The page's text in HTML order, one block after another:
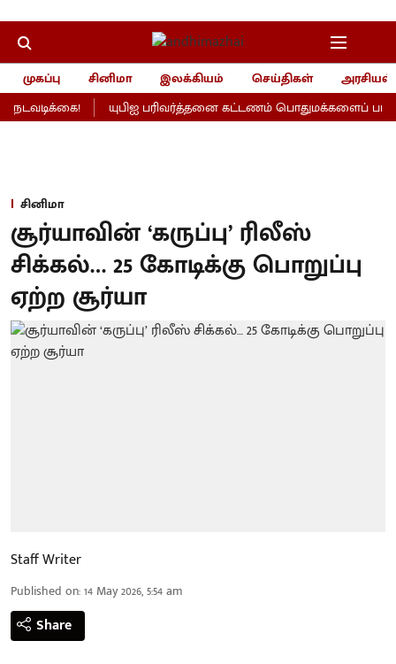
முகப்பு சினிமா இலக்கியம் செய்திகள்
அரசியல்
யுபிஐ பரிவர்த்தனை கட்டணம் பொதுமக்களைப்
சினிமா
சூர்யாவின் ‘கருப்பு’ ரிலீஸ்
சிக்கல்… 25 கோடிக்கு பொறுப்பு
ஏற்ற சூர்யா
Staff Writer
Published on:14 May 2026, 5:54 am
Share